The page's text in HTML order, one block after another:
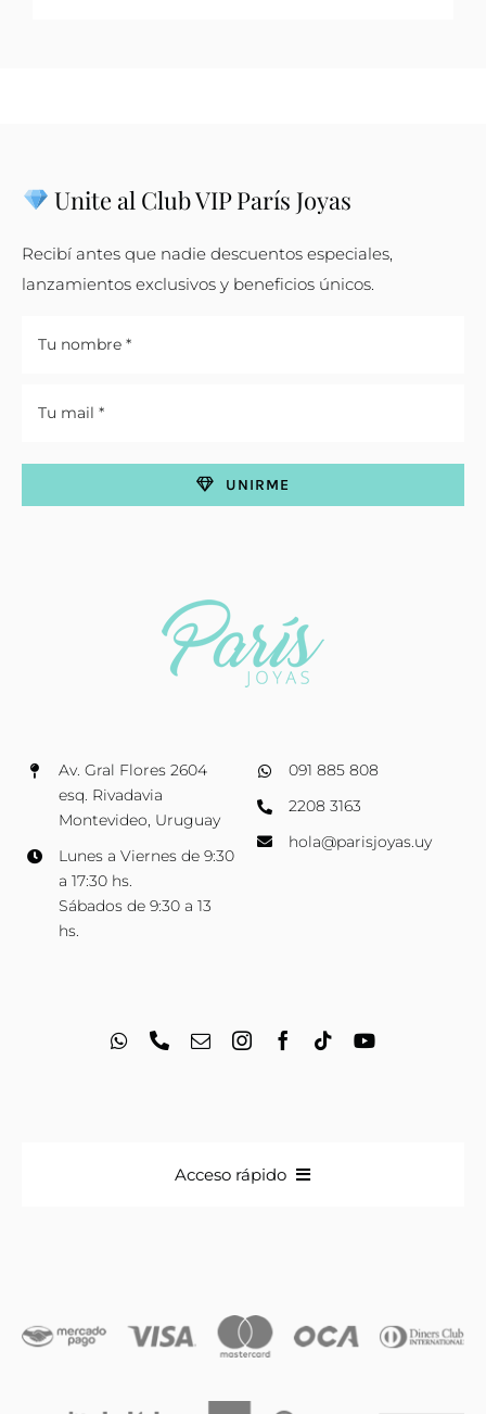
Av. Gral Flores 2604
esq. Rivadavia
Montevideo, Uruguay
Lunes a Viernes de 9:30
a 17:30 hs.
Sábados de 9:30 a 13
hs.
091 885 808
2208 3163
hola@parisjoyas.uy
Unite al Club VIP París Joyas
Recibí antes que nadie descuentos especiales,
lanzamientos exclusivos y beneficios únicos.
UNIRME
Acceso rápido
Iniciales